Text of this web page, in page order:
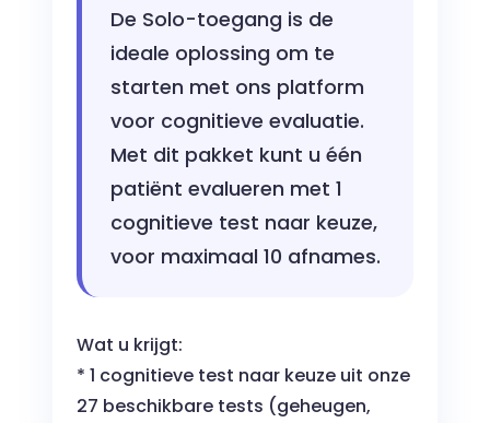
De Solo-toegang is de
ideale oplossing om te
starten met ons platform
voor cognitieve evaluatie.
Met dit pakket kunt u één
patiënt evalueren met 1
cognitieve test naar keuze,
voor maximaal 10 afnames.
Wat u krijgt:
* 1 cognitieve test naar keuze uit onze
27 beschikbare tests (geheugen,